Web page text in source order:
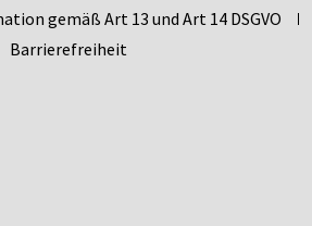
gemäß Art 13 und Art 14 DSGVO
Barrierefreiheit